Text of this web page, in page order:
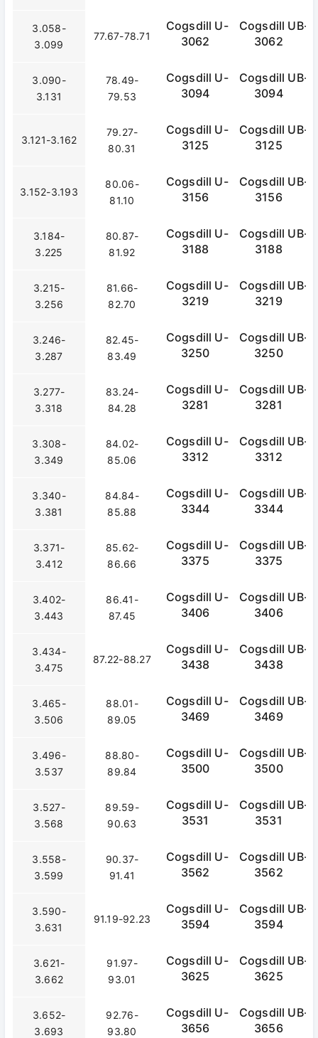
3.058-
3.099
77.67-78.71
Cogsdill U-
3062
Cogsdill UB-
3062
3.090-
3.131
78.49-
79.53
Cogsdill U-
3094
Cogsdill UB-
3094
3.121-3.162
79.27-
80.31
Cogsdill U-
3125
Cogsdill UB-
3125
3.152-3.193
80.06-
81.10
Cogsdill U-
3156
Cogsdill UB-
3156
3.184-
3.225
80.87-
81.92
Cogsdill U-
3188
Cogsdill UB-
3188
3.215-
3.256
81.66-
82.70
Cogsdill U-
3219
Cogsdill UB-
3219
3.246-
3.287
82.45-
83.49
Cogsdill U-
3250
Cogsdill UB-
3250
3.277-
3.318
83.24-
84.28
Cogsdill U-
3281
Cogsdill UB-
3281
3.308-
3.349
84.02-
85.06
Cogsdill U-
3312
Cogsdill UB-
3312
3.340-
3.381
84.84-
85.88
Cogsdill U-
3344
Cogsdill UB-
3344
3.371-
3.412
85.62-
86.66
Cogsdill U-
3375
Cogsdill UB-
3375
3.402-
3.443
86.41-
87.45
Cogsdill U-
3406
Cogsdill UB-
3406
3.434-
3.475
87.22-88.27
Cogsdill U-
3438
Cogsdill UB-
3438
3.465-
3.506
88.01-
89.05
Cogsdill U-
3469
Cogsdill UB-
3469
3.496-
3.537
88.80-
89.84
Cogsdill U-
3500
Cogsdill UB-
3500
3.527-
3.568
89.59-
90.63
Cogsdill U-
3531
Cogsdill UB-
3531
3.558-
3.599
90.37-
91.41
Cogsdill U-
3562
Cogsdill UB-
3562
3.590-
3.631
91.19-92.23
Cogsdill U-
3594
Cogsdill UB-
3594
3.621-
3.662
91.97-
93.01
Cogsdill U-
3625
Cogsdill UB-
3625
3.652-
3.693
92.76-
93.80
Cogsdill U-
3656
Cogsdill UB-
3656